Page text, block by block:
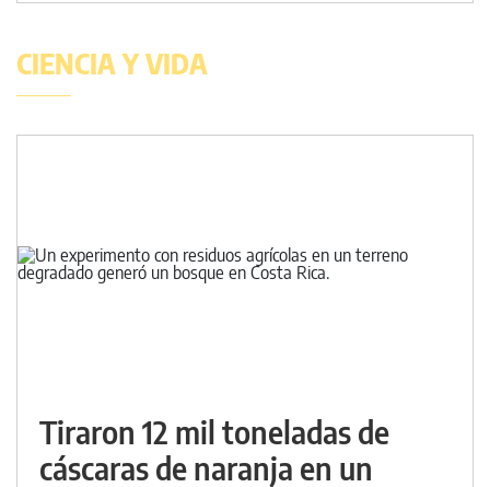
CIENCIA Y VIDA
Tiraron 12 mil toneladas de
cáscaras de naranja en un